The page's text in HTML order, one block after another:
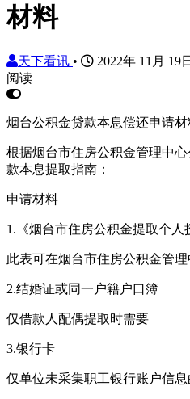
材料
天下看讯 • 2022年 11月 19
阅读
烟台公积金贷款本息偿还申请材
根据烟台市住房公积金管理中
款本息提取指南：
申请材料
1.《烟台市住房公积金提取个人
此表可在烟台市住房公积金管
2.结婚证或同一户籍户口簿
仅借款人配偶提取时需要
3.银行卡
仅单位未采集职工银行账户信息